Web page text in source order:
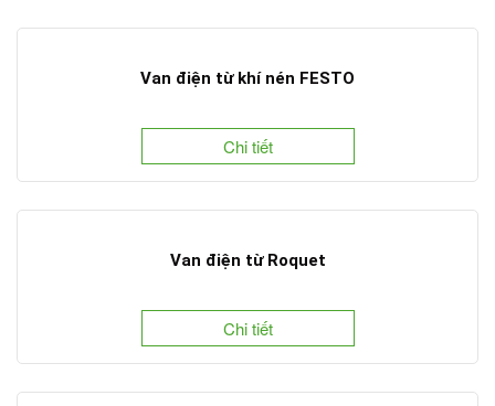
Van điện từ khí nén FESTO
Chi tiết
Van điện từ Roquet
Chi tiết